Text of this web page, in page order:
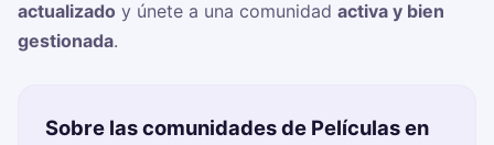
actualizado y únete a una comunidad activa y bien
gestionada.
Sobre las comunidades de Películas en